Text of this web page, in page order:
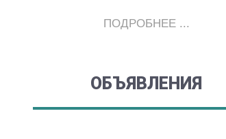
ПОДРОБНЕЕ ...
ОБЪЯВЛЕНИЯ